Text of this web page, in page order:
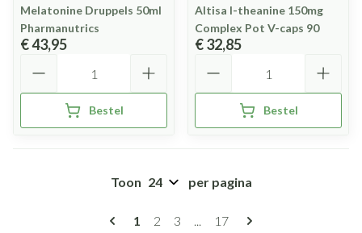
Melatonine Druppels 50ml
Pharmanutrics
€ 43,95
Bestel
Altisa l-theanine 150mg
Complex Pot V-caps 90
€ 32,85
Bestel
Pagina's
U lees momenteel pagina
1 Pagina
2 Pagina
3 ... Pagina
17
Toon per pagina